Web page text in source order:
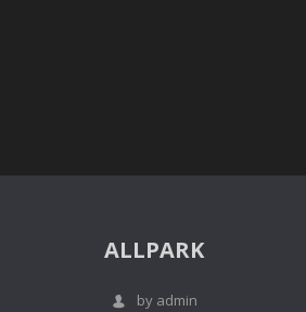
ALLPARK
by admin